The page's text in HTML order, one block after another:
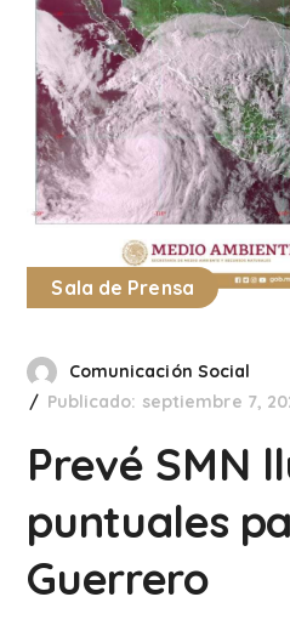
Sala de Prensa
Comunicación Social
Publicado: septiembre 7,
Prevé SMN
puntuales
Guerrero